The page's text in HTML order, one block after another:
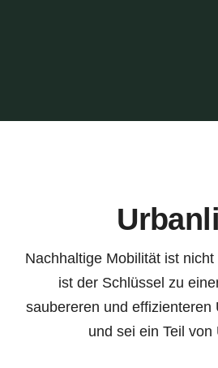
Nachhaltige Mobilität ist
ist der Schlüssel zu
saubereren und effizienteren
und sei ein Teil von